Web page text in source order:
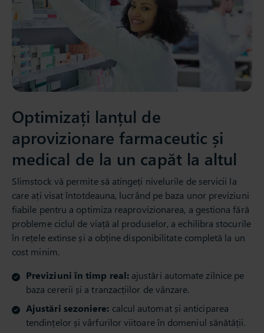
Optimizați lanțul de
aprovizionare farmaceutic și
medical de la un capăt la altul
Slimstock vă permite să atingeți nivelurile de servicii la
care ați visat întotdeauna, lucrând pe baza unor previziuni
fiabile pentru a optimiza reaprovizionarea, a gestiona fără
probleme ciclul de viață al produselor, a echilibra stocurile
în rețele extinse și a obține disponibilitate completă la un
cost minim.
Previziuni în timp real:ajustări automate zilnice pe
baza cererii și a tranzacțiilor de vânzare.
Ajustări sezoniere: calcul automat și anticiparea
tendințelor și vârfurilor viitoare în domeniul sănătății.